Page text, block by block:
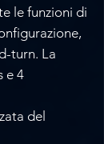
le funzioni di
turn. La
e 4
del